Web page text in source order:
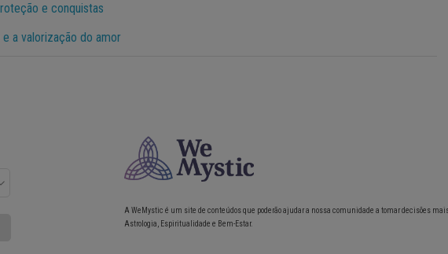
e conquistas
e a valorização do amor
A WeMystic é um site de conteúdos que poderão ajudar a nossa comunidade a tomar decisões
Astrologia, Espiritualidade e Bem-Estar.